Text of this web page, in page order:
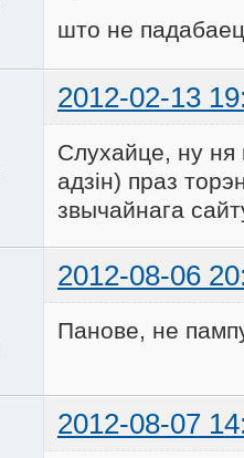
што не
2012-02-13
Слухайце, ну ня
адзін) праз
звычайнага
2012-08-06
Панове, не
2012-08-07